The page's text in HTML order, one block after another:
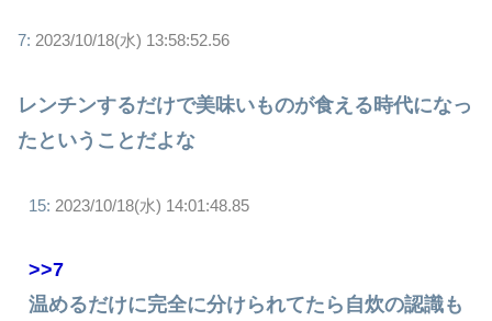
7: 2023/10/18(水) 13:58:52.56
レンチンするだけで美味いものが食える時代になっ
たということだよな
15: 2023/10/18(水) 14:01:48.85
>>7
温めるだけに完全に分けられてたら自炊の認識も